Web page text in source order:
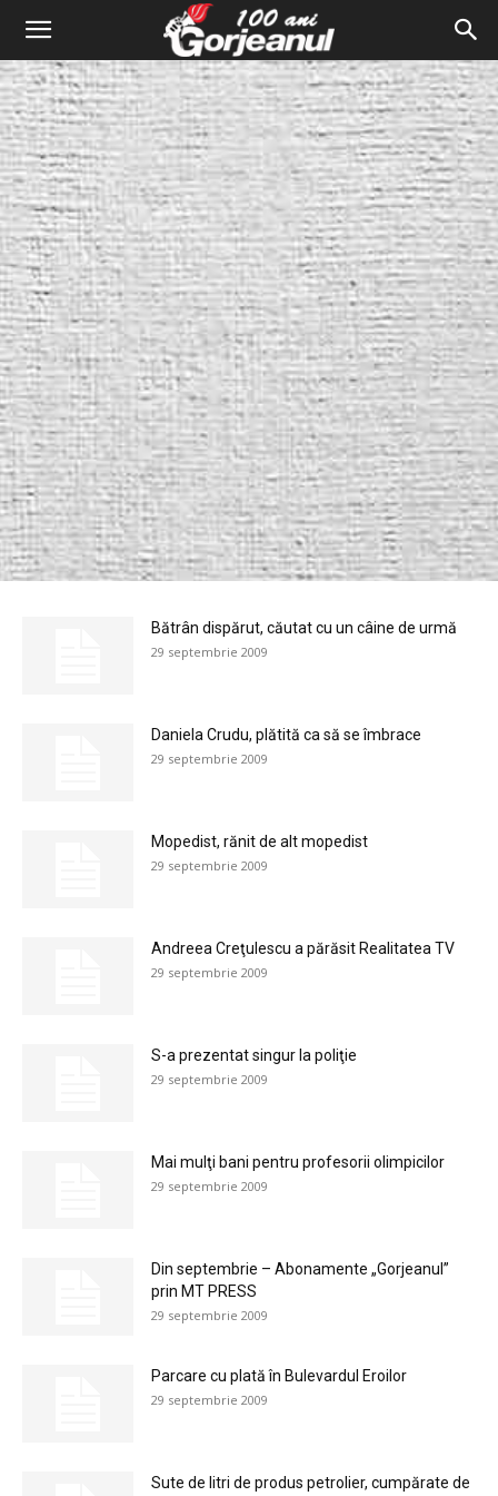
Bătrân dispărut, căutat cu un câine de urmă
29 septembrie 2009
Daniela Crudu, plătită ca să se îmbrace
29 septembrie 2009
Mopedist, rănit de alt mopedist
29 septembrie 2009
Andreea Creţulescu a părăsit Realitatea TV
29 septembrie 2009
S-a prezentat singur la poliţie
29 septembrie 2009
Mai mulţi bani pentru profesorii olimpicilor
29 septembrie 2009
Din septembrie – Abonamente „Gorjeanul”
prin MT PRESS
29 septembrie 2009
Parcare cu plată în Bulevardul Eroilor
29 septembrie 2009
Sute de litri de produs petrolier, cumpărate de